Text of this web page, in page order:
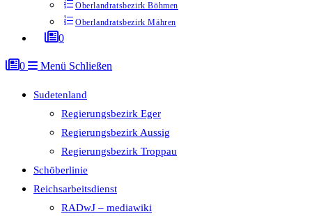
Oberlandratsbezirk Böhmen
Oberlandratsbezirk Mähren
0
0 Menü Schließen
Sudetenland
Regierungsbezirk Eger
Regierungsbezirk Aussig
Regierungsbezirk Troppau
Schöberlinie
Reichsarbeitsdienst
RADwJ – mediawiki